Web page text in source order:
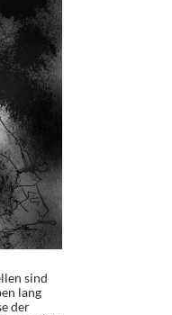
sind
lang
der